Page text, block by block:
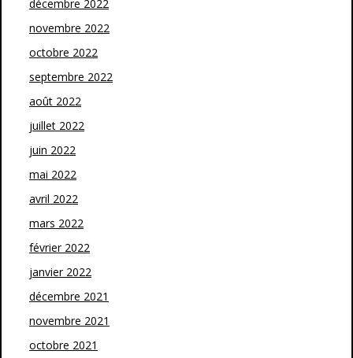
décembre 2022
novembre 2022
octobre 2022
septembre 2022
août 2022
juillet 2022
juin 2022
mai 2022
avril 2022
mars 2022
février 2022
janvier 2022
décembre 2021
novembre 2021
octobre 2021